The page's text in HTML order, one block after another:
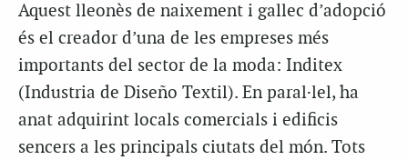
Aquest lleonès de naixement i gallec d’adopció
és el creador d’una de les empreses més
importants del sector de la moda: Inditex
(Industria de Diseño Textil). En paral·lel, ha
anat adquirint locals comercials i edificis
sencers a les principals ciutats del món. Tots